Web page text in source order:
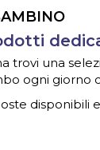
trovi una
ogni giorno
disponibili